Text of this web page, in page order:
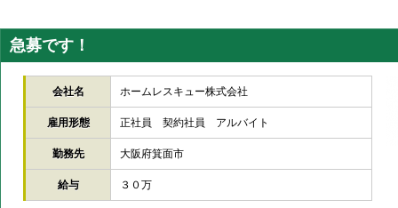
急募です！
会社名 ホームレスキュー株式会社
雇用形態 正社員 契約社員 アルバイト
勤務先 大阪府箕面市
給与 ３０万